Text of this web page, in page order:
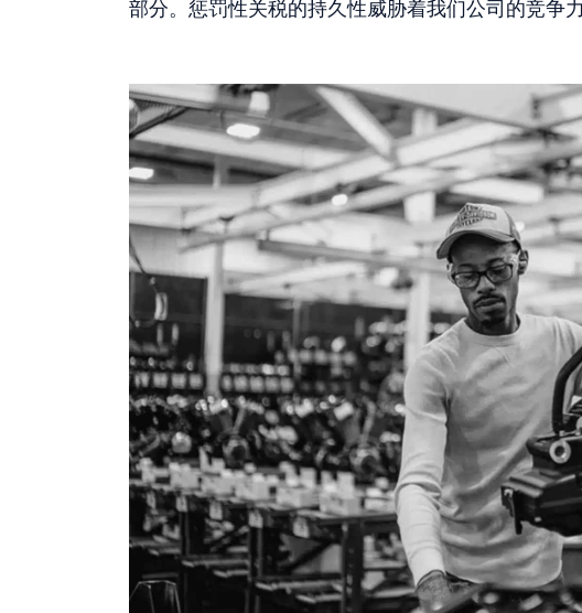
部分。惩罚性关税的持久性威胁着我们公司的竞争